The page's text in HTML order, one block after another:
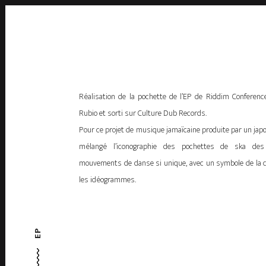
EP
Réalisation de la pochette de l’EP de Riddim
Rubio et sorti sur Culture Dub Records.
Pour ce projet de musique jamaïcaine produite par un
mélangé l’iconographie des pochettes de ska
mouvements de danse si unique, avec un symbole de la
les idéogrammes.